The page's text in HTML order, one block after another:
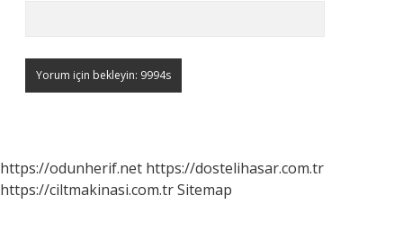
https://odunherif.net https://dostelihasar.com.tr
https://ciltmakinasi.com.trSitemap